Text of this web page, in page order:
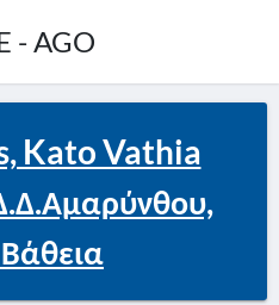
- AGO
Kato Vathia